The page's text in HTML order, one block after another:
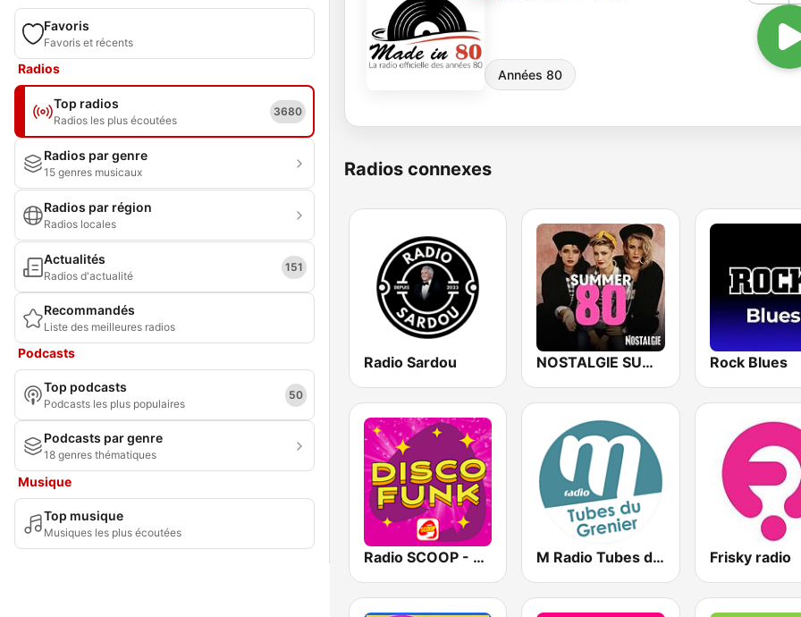
Favoris
Favoris et récents
Radios
Top radios
Radios les plus écoutées
3680
Radios par genre
15 genres musicaux
Radios par région
Radios locales
Actualités
Radios d'actualité
151
Recommandés
Liste des meilleures radios
Podcasts
Top podcasts
Podcasts les plus populaires
50
Podcasts par genre
18 genres thématiques
Musique
Top musique
Musiques les plus écoutées
Années 80
Radios connexes
Radio Sardou NOSTALGIE SUMMER 80 Rock Blues
Radio SCOOP - Disco Funk M Radio Tubes du Grenier Frisky radio